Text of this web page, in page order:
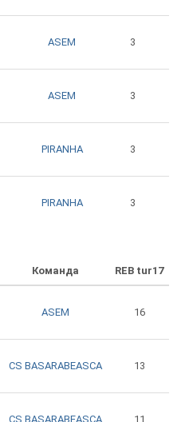
ASEM 3
ASEM 3
PIRANHA 3
PIRANHA 3
Команда REB tur17
ASEM 16
CS BASARABEASCA 13
CS BASARABEASCA 11